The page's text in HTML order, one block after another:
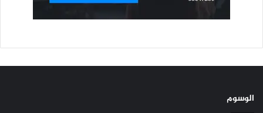
الوسوم